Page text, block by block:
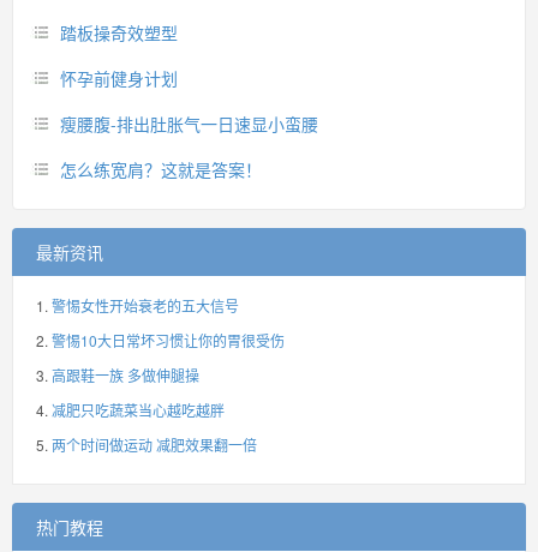
踏板操奇效塑型
怀孕前健身计划
瘦腰腹-排出肚胀气一日速显小蛮腰
怎么练宽肩？这就是答案！
最新资讯
警惕女性开始衰老的五大信号
警惕10大日常坏习惯让你的胃很受伤
高跟鞋一族 多做伸腿操
减肥只吃蔬菜当心越吃越胖
两个时间做运动 减肥效果翻一倍
热门教程